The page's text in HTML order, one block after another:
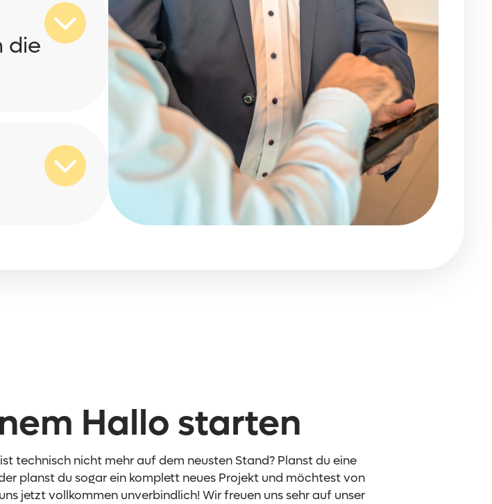
die
Hallo starten
technisch nicht mehr auf dem neusten Stand? Planst du eine
planst du sogar ein komplett neues Projekt und möchtest von
jetzt vollkommen unverbindlich! Wir freuen uns sehr auf unser